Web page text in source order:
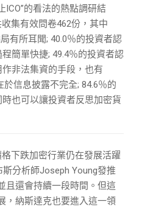
ICO”的看法的熱點調研結
集有效問卷462份，其中
有所耳聞; 40.0％的投資者認
簡單快捷; 49.4％的投資者認
非法集資的手段，也有
信息披露不完全; 84.6％的
也可以讓投資者反思加密貨
下跌加密行業仍在發展活躍
分析師Joseph Young發推
且還會持續一段時間。但這
，納斯達克也要進入這一領